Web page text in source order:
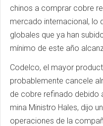
chinos a comprar cobre
mercado internacional, lo
globales que ya han
mínimo de este año
Codelco, el mayor
probablemente cancele
de cobre refinado debido
mina Ministro Hales, dijo
operaciones de la